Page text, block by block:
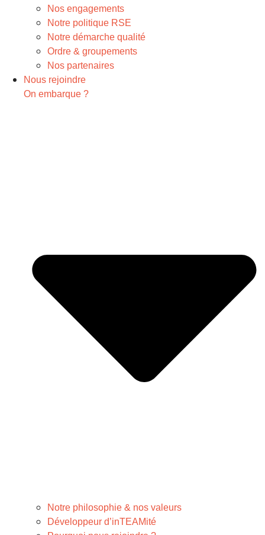
Nos engagements
Notre politique RSE
Notre démarche qualité
Ordre & groupements
Nos partenaires
Nous rejoindre
On embarque ?
Notre philosophie & nos valeurs
Développeur d’inTEAMité